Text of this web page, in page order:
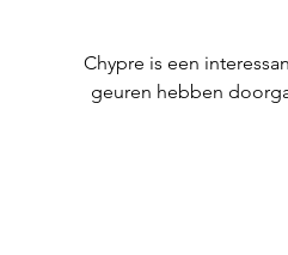
Chypre is een
geuren hebben